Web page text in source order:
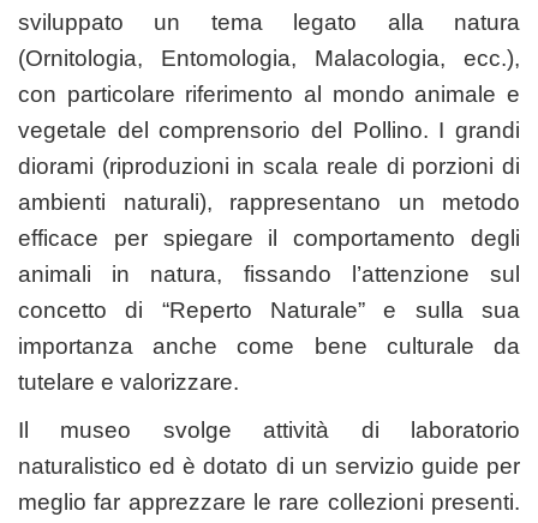
sviluppato un tema legato alla natura
(Ornitologia, Entomologia, Malacologia, ecc.),
con particolare riferimento al mondo animale e
vegetale del comprensorio del Pollino. I grandi
diorami (riproduzioni in scala reale di porzioni di
ambienti naturali), rappresentano un metodo
efficace per spiegare il comportamento degli
animali in natura, fissando l’attenzione sul
concetto di “Reperto Naturale” e sulla sua
importanza anche come bene culturale da
tutelare e valorizzare.
Il museo svolge attività di laboratorio
naturalistico ed è dotato di un servizio guide per
meglio far apprezzare le rare collezioni presenti.